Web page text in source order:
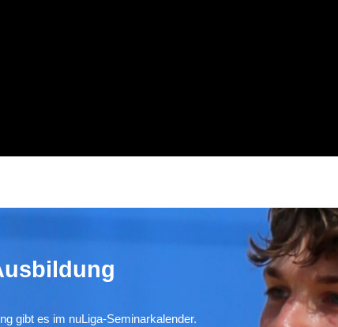
gibt es im nuLiga-Seminarkalender.